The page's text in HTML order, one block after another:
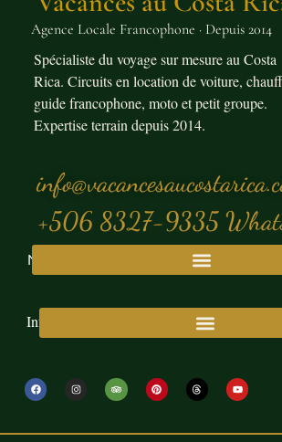
Agence Locale Francophone · Depuis 2014
Spécialiste du voyage sur mesure au Costa
Rica. Circuits en location de voiture,
guide francophone, moto et petit groupe.
Expertise terrain depuis 2014.
Nos Voyages
Informations
+506 8327-9335